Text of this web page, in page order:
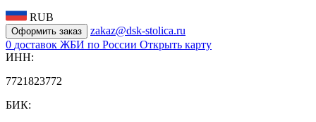
RUB
Оформить заказ
zakaz@dsk-stolica.ru
0 доставок ЖБИ по России Открыть карту
ИНН:
7721823772
БИК: